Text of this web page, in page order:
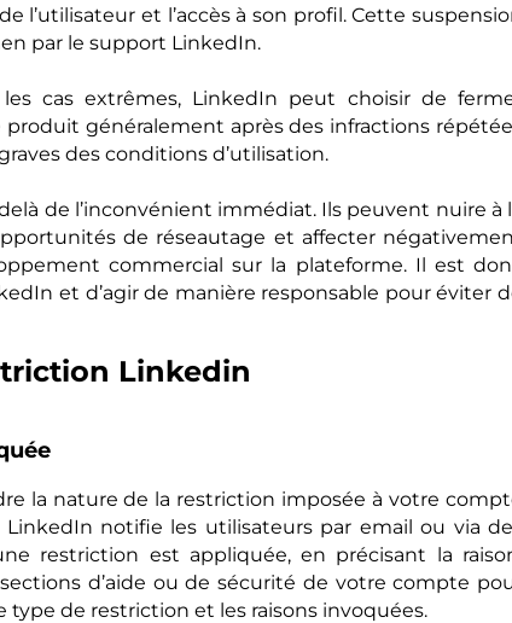
l’utilisateur et l’accès à son profil. Cette
par le support LinkedIn.
cas extrêmes, LinkedIn peut choisir de
généralement après des infractions
des conditions d’utilisation.
de l’inconvénient immédiat. Ils peuvent nuire à
de réseautage et affecter
commercial sur la plateforme. Il est
et d’agir de manière responsable pour éviter
Linkedin
la nature de la restriction imposée à votre
notifie les utilisateurs par email ou via
restriction est appliquée, en précisant la
d’aide ou de sécurité de votre compte
de restriction et les raisons invoquées.